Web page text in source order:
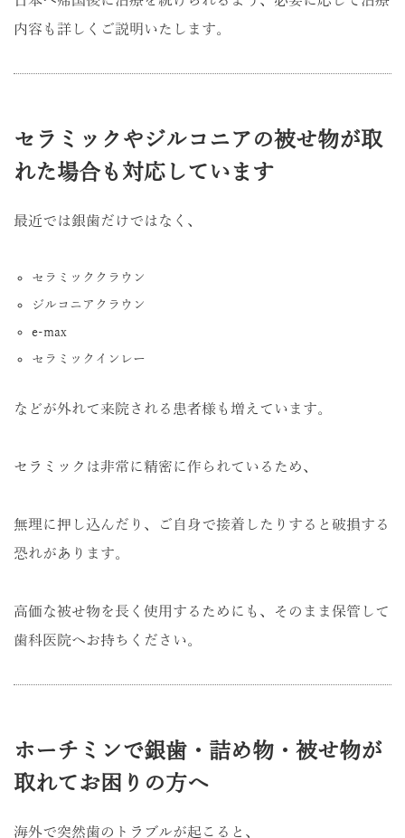
内容も詳しくご説明いたします。
セラミックやジルコニアの被せ物が取
れた場合も対応しています
最近では銀歯だけではなく、
セラミッククラウン
ジルコニアクラウン
e-max
セラミックインレー
などが外れて来院される患者様も増えています。
セラミックは非常に精密に作られているため、
無理に押し込んだり、ご自身で接着したりすると破損する
恐れがあります。
高価な被せ物を長く使用するためにも、そのまま保管して
歯科医院へお持ちください。
ホーチミンで銀歯・詰め物・被せ物が
取れてお困りの方へ
海外で突然歯のトラブルが起こると、